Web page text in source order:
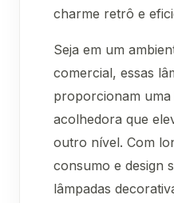
charme retrô e
Seja em um
comercial, essas
proporcionam
acolhedora que
outro nível. Com
consumo e design
lâmpadas